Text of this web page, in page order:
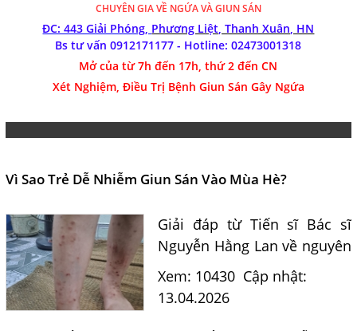
CHUYÊN GIA VỀ NGỨA VÀ GIUN SÁN
ĐC: 443 Giải Phóng, Phương Liệt, Thanh Xuân, HN
Bs tư vấn 0912171177 - Hotline:02473001318
Mở của từ 7h đến 17h, thứ 2 đến CN
Xét Nghiệm, Điều Trị Bệnh Giun Sán Gây Ngứa
Vì Sao Trẻ Dễ Nhiễm Giun Sán Vào Mùa Hè?
Giải đáp từ Tiến sĩ Bác sĩ
Nguyễn Hằng Lan về nguyên
nhân trẻ dễ nhiễm giun sán
mùa hè, con đường lây
Xem: 10430 Cập nhật:
13.04.2026